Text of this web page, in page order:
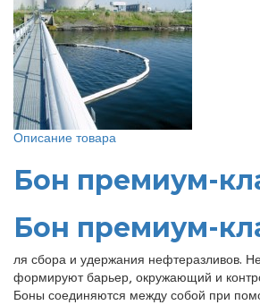
Описание товара
Бон премиум-
Бон премиум-
ля сбора и удержания нефтеразливов.
формируют барьер, окружающий и
Боны соединяются между собой при